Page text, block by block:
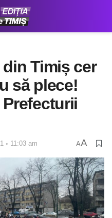
Timiș cer
să plece!
◦ 11:03 am AA